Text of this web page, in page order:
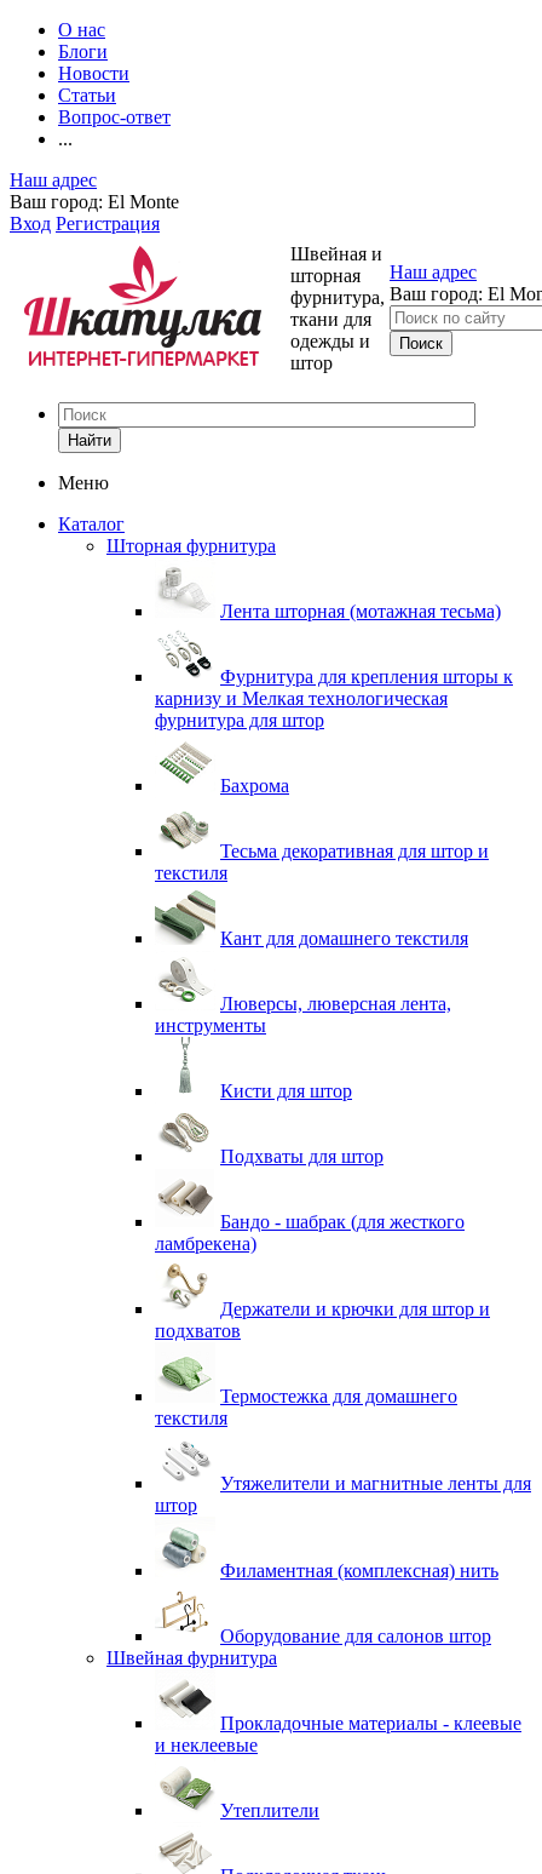
О нас
Блоги
Новости
Статьи
Вопрос-ответ
...
Наш адрес
Ваш город: El Monte
Вход Регистрация
Швейная и
шторная
фурнитура,
ткани для
одежды и
штор
Наш адрес
Ваш город: El
Найти
Меню
Каталог
Шторная фурнитура
Лента шторная (мотажная тесьма)
Фурнитура для крепления шторы к
карнизу и Мелкая технологическая
фурнитура для штор
Бахрома
Тесьма декоративная для штор и
текстиля
Кант для домашнего текстиля
Люверсы, люверсная лента,
инструменты
Кисти для штор
Подхваты для штор
Бандо - шабрак (для жесткого
ламбрекена)
Держатели и крючки для штор и
подхватов
Термостежка для домашнего
текстиля
Утяжелители и магнитные ленты для
штор
Филаментная (комплексная) нить
Оборудование для салонов штор
Швейная фурнитура
Прокладочные материалы - клеевые
и неклеевые
Утеплители